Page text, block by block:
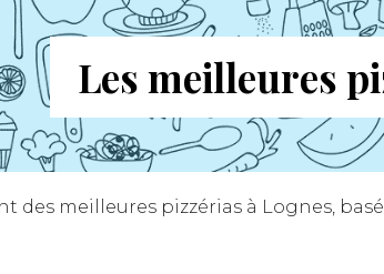
Les meilleures
des meilleures pizzérias à Lognes,